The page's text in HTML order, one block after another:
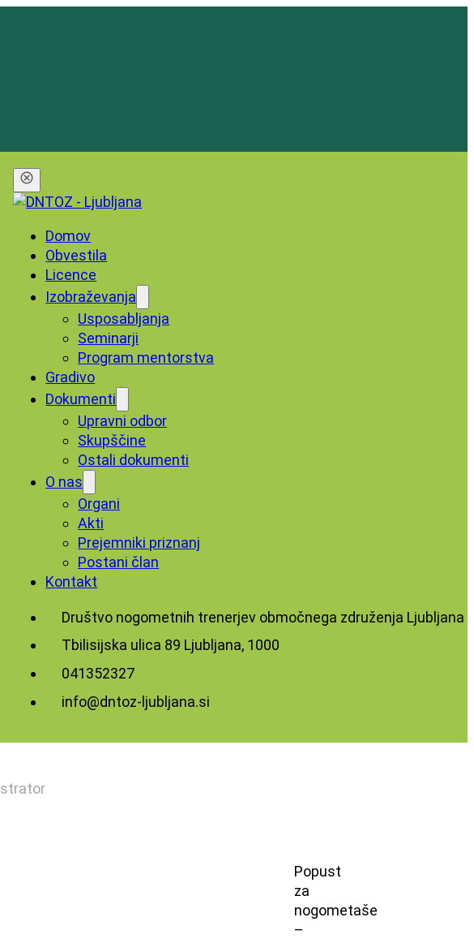
Domov
Obvestila
Licence
Izobraževanja
Usposabljanja
Seminarji
Program mentorstva
Gradivo
Dokumenti
Upravni odbor
Skupščine
Ostali dokumenti
O nas
Organi
Akti
Prejemniki priznanj
Postani član
Kontakt
Društvo nogometnih trenerjev območnega združenja Ljubljana
Tbilisijska ulica 89 Ljubljana, 1000
‭041352327‬
info@dntoz-ljubljana.si
Popust
za
nogometaše
–